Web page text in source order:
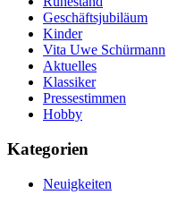
Geschäftsjubiläum
Kinder
Vita Uwe Schürmann
Aktuelles
Klassiker
Pressestimmen
Hobby
Kategorien
Neuigkeiten